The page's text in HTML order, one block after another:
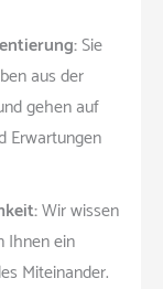
Sie
aus der
gehen auf
Erwartungen
Wir wissen
Ihnen ein
Miteinander.